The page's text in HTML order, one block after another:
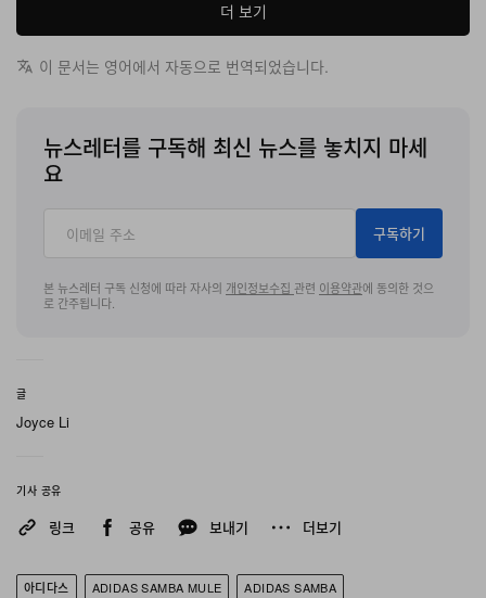
가 트인 이지온 디자인으로 완성했다. 한겨울 시즌을 겨냥
한 이 에디션은 부드럽고 텍스처가 살아 있는 스웨이드 패
올렸다. 보온성을 극대화하기 위해 촘촘한 인조 퍼를 안쪽
칼라 전체에 라이닝 처리했으며, 개방된 힐 라인 밖으로 자
업데이트된 무드를 완성하는 또 하나의 포인트는 독특한
듀얼 레이스 시스템이다. 두께감 있는 아웃도어 무드의 로
프 레이스가 기존 플랫 레이스 위를 감싸며 미드풋 전반에
니처 골드 포일 로고 등 클래식한 디자인 코드도 그대로 유
지된다. 바닥에는 다크 검 스타일의 러버 솔 유닛을 적용해
하게 받쳐 준다.
더 보기
이 문서는 영어에서 자동으로 번역되었습니다.
뉴스레터를 구독해 최신 뉴스를 놓치지 마세
요
구독하기
본 뉴스레터 구독 신청에 따라 자사의 개인정보수집 관련 이용약관에 동의한 것으
로 간주됩니다.
글
Joyce Li
기사 공유
링크 공유 보내기 더보기
아디다스 ADIDAS SAMBA MULE ADIDAS SAMBA